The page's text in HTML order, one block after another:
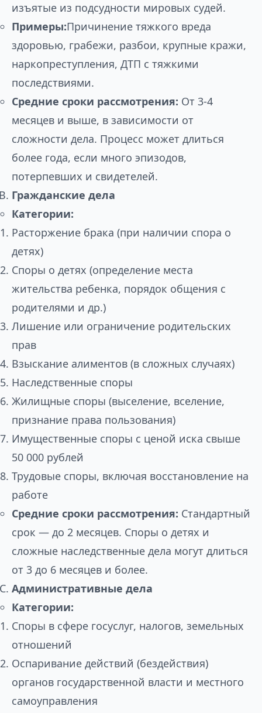
изъятые из подсудности мировых судей.
Примеры:Причинение тяжкого вреда
здоровью, грабежи, разбои, крупные кражи,
наркопреступления, ДТП с тяжкими
последствиями.
Средние сроки рассмотрения: От 3-4
месяцев и выше, в зависимости от
сложности дела. Процесс может длиться
более года, если много эпизодов,
потерпевших и свидетелей.
Гражданские дела
Категории:
Расторжение брака (при наличии спора о
детях)
Споры о детях (определение места
жительства ребенка, порядок общения с
родителями и др.)
Лишение или ограничение родительских
прав
Взыскание алиментов (в сложных случаях)
Наследственные споры
Жилищные споры (выселение, вселение,
признание права пользования)
Имущественные споры с ценой иска свыше
50 000 рублей
Трудовые споры, включая восстановление на
работе
Средние сроки рассмотрения: Стандартный
срок — до 2 месяцев. Споры о детях и
сложные наследственные дела могут длиться
от 3 до 6 месяцев и более.
Административные дела
Категории:
Споры в сфере госуслуг, налогов, земельных
отношений
Оспаривание действий (бездействия)
органов государственной власти и местного
самоуправления